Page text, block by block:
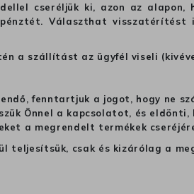
cseréljük ki, azon az
Választhat visszatérítést
a szállítást az ügyfél viseli
fenntartjuk a jogot, hogy ne
Önnel a kapcsolatot, és
a megrendelt termékek
csak és kizárólag a